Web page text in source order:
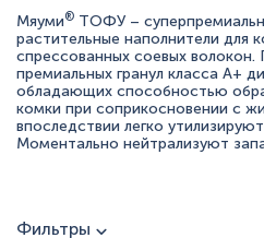
+7 (495) 223-95-39
hello@miaumi.ru
Мяуми® ТОФУ –
растительные наполнители для
спрессованных соевых волокон.
премиальных гранул класса A+
обладающих способностью
комки при соприкосновении с
впоследствии легко
Моментально нейтрализуют
Фильтры